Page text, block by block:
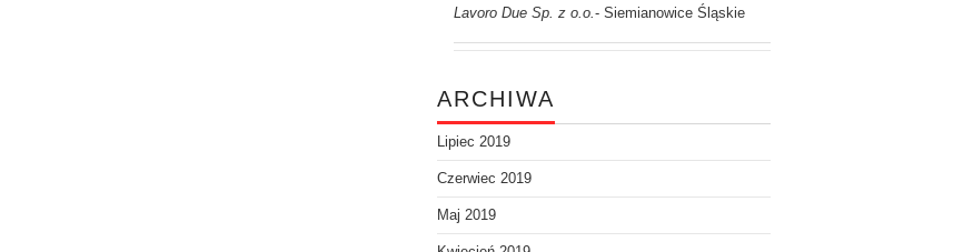
Lavoro Due Sp. z o.o.- Siemianowice Śląskie
ARCHIWA
Lipiec 2019
Czerwiec 2019
Maj 2019